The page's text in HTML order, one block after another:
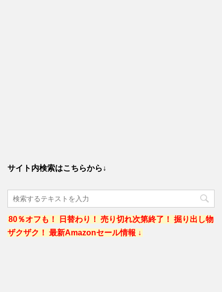
サイト内検索はこちらから↓
80％オフも！ 日替わり！ 売り切れ次第終了！ 掘り出し物
ザクザク！ 最新Amazonセール情報 ↓